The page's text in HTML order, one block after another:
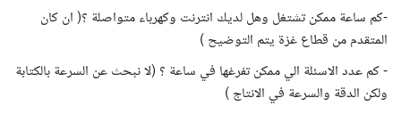
-كم ساعة ممكن تشتغل وهل لديك انترنت وكهرباء متواصلة ؟( ان كان
المتقدم من قطاع غزة يتم التوضيح )
- كم عدد الاسئلة الي ممكن تفرغها في ساعة ؟ (لا نبحث عن السرعة بالكتابة
ولكن الدقة والسرعة في الانتاج )